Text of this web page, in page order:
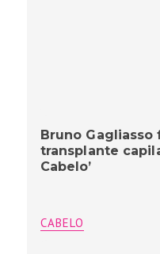
Bruno
transplante
Cabelo’
CABELO